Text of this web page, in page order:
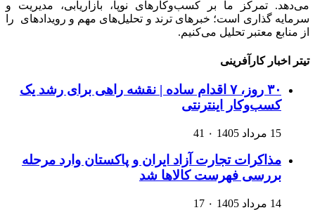
می‌دهد. تمرکز ما بر کسب‌وکارهای نوپا، بازاریابی، مدیریت و
سرمایه گذاری است؛ خبرهای ترند و تحلیل‌های مهم و رویدادهای را
از منابع معتبر تحلیل می‌کنیم.
تیتر اخبار کارآفرینی
۳۰ روز، ۷ اقدام ساده | نقشه راهی برای رشد یک
کسب‌وکار اینترنتی
15 مرداد 1405 ۰ 41
مذاکرات تجارت آزاد ایران و پاکستان وارد مرحله
بررسی فهرست کالاها شد
14 مرداد 1405 ۰ 17